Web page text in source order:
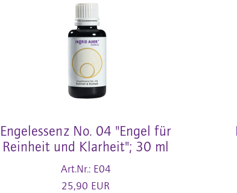
Engelessenz No. 04 "Engel für
Reinheit und Klarheit"; 30 ml
Art.Nr.: E04
25,90 EUR